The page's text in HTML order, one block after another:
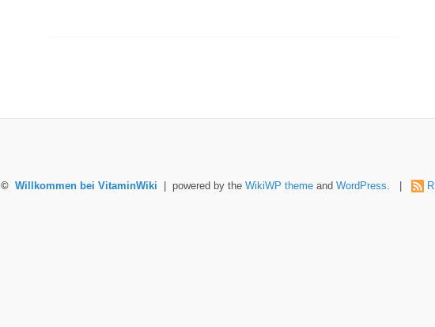
© Willkommen bei VitaminWiki | powered by the WikiWP themeand WordPress